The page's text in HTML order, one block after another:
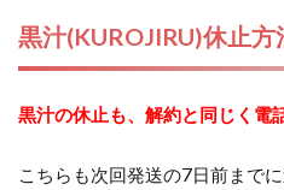
黒汁(KUROJIRU)休止方
黒汁の休止も、解約と同じく電
こちらも次回発送の7日前までに